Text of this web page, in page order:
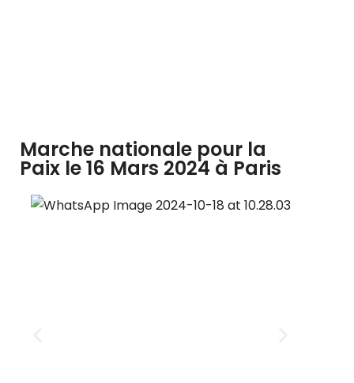
Marche nationale pour la
Paix le 16 Mars 2024 à Paris